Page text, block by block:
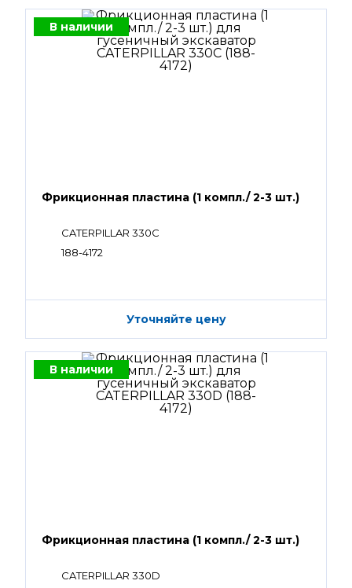
В наличии
Фрикционная пластина (1 компл./ 2-3 шт.)
CATERPILLAR 330C
188-4172
Уточняйте цену
В наличии
Фрикционная пластина (1 компл./ 2-3 шт.)
CATERPILLAR 330D